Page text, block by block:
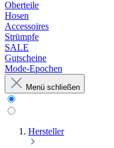
Oberteile
Hosen
Accessoires
Strümpfe
SALE
Gutscheine
Mode-Epochen
Menü schließen
Hersteller